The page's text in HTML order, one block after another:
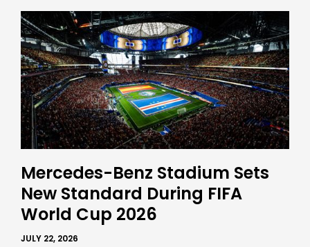
Mercedes-Benz Stadium Sets
New Standard During FIFA
World Cup 2026
JULY 22, 2026